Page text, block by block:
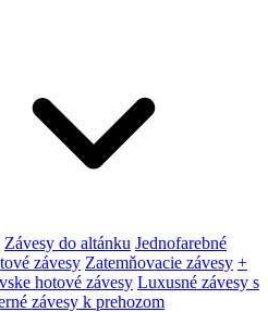
Závesy do altánku Jednofarebné
závesy Zatemňovacie závesy +
hotové závesy Luxusné závesy s
závesy k prehozom